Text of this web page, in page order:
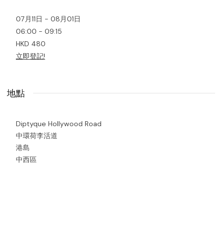
07月11日 - 08月01日
06:00 - 09:15
HKD 480
立即登記!
地點
Diptyque Hollywood Road
中環荷李活道
港島
中西區